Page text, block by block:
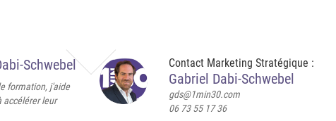
Schwebel
formation, j'aide
accélérer leur
Contact Marketing Stratégique :
Gabriel Dabi-Schwebel
gds@1min30.com
06 73 55 17 36